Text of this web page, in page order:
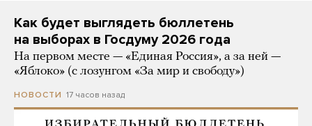
Как будет выглядеть бюллетень
на выборах в Госдуму 2026 года
На первом месте — «Единая Россия», а за ней —
«Яблоко» (с лозунгом «За мир и свободу»)
НОВОСТИ 17 часов назад